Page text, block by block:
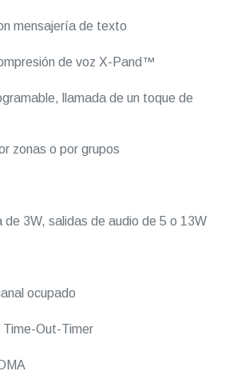
mensajería de texto
de voz X-Pand™
llamada de un toque de
zonas o por grupos
3W, salidas de audio de 5 o 13W
ocupado
Out-Timer